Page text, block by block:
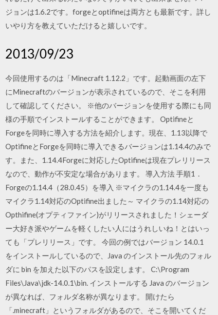
ジョンは1.6.2です。forgeとoptifineは両方とも最新です。詳し
いやり方を教えていただけると嬉しいです。
2013/09/23
今回使用するのは「Minecraft 1.12.2」です。起動画面の左下
にMinecraftのバージョンが表示されているので、そこを利用
して確認してください。 ※他のバージョンを使用する際にも同
様の手順でインストールすることができます。 Optifineと
Forgeを同時に導入する方法を紹介します。現在、1.13以降で
OptifineとForgeを同時に導入できるバージョンは1.14.4のみで
す。また、1.14.4Forgeに対応したOptifineは現在プレリリース
なので、動作が不安定な場合があります。 導入方法 手順1．
Forgeの1.14.4（28.0.45）を導入 ※マイクラの1.14.4を一度も
マイクラ1.14対応のOptifine出ました～ マイクラの1.14対応の
Opthifine(オプティファイン)がリリースされました！シェーダ
ー大好き派やゲームを軽くしたい人にはうれしいね！とはいっ
ても「プレリリース」です。 今回の例ではバージョン 14.0.1
をインストールしているので、Java のインストール先のフォル
ダに bin を加えた以下のパスを設定します。 C:\Program
Files\Java\jdk-14.0.1\bin. インストールする Java のバージョン
が異なれば、フォルダ名称が異なります。 開けたら
「.minecraft」というフォルダがあるので、そこを開いてくだ